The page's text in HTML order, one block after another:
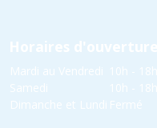
Horaires d'ouverture
Mardi au Vendredi
10h -
Samedi
10h -
Dimanche et Lundi Fermé